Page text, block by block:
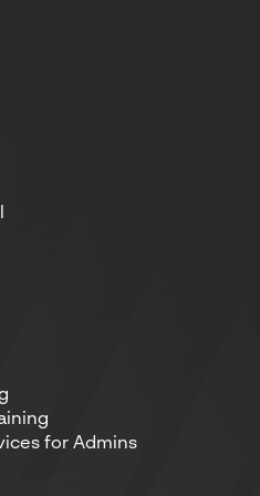
for Admins